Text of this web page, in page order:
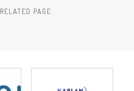
RELATED PAGE